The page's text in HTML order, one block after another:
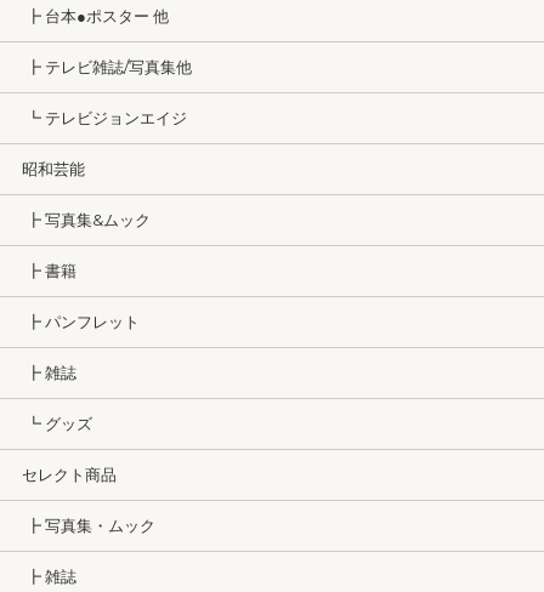
┣ 台本●ポスター 他
┣ テレビ雑誌/写真集他
┗ テレビジョンエイジ
昭和芸能
┣ 写真集&ムック
┣ 書籍
┣ パンフレット
┣ 雑誌
┗ グッズ
セレクト商品
┣ 写真集・ムック
┣ 雑誌